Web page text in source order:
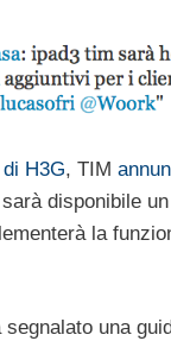
H3G, TIM
disponibile
la
segnalato una